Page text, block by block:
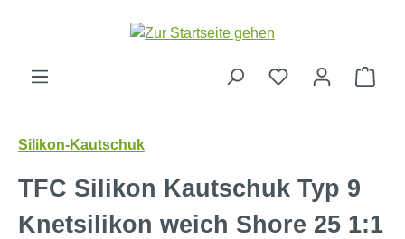
Zum Hauptinhalt springen
Silikon-Kautschuk
TFC Silikon Kautschuk Typ 9
Knetsilikon weich Shore 25 1:1